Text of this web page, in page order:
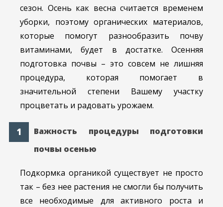
сезон. Осень как весна считается временем
уборки, поэтому органических материалов,
которые помогут разнообразить почву
витаминами, будет в достатке. Осенняя
подготовка почвы – это совсем не лишняя
процедура, которая помогает в
значительной степени Вашему участку
процветать и радовать урожаем.
Важность процедуры подготовки
почвы осенью
Подкормка органикой существует не просто
так – без нее растения не смогли бы получить
все необходимые для активного роста и